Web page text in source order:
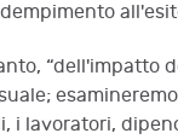
“dell'impatto
i lavoratori,